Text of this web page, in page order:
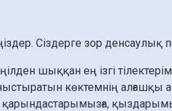
Сіздерге зор денсаулық
шыққан ең ізгі
көктемнің
қарындастарымызға,